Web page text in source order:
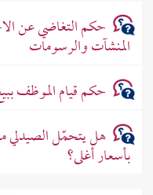
حكم التغاضي عن
المنشآت والرسومات
حكم قيام الموظف
هل يتحمّل الصيدلي
بأسعار أغلى؟